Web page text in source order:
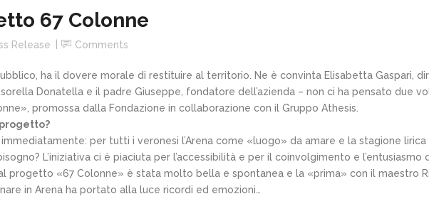
67 Colonne
Release Comments
ha il dovere morale di restituire al territorio. Ne è convinta Elisabetta Gaspari,
Donatella e il padre Giuseppe, fondatore dell’azienda – non ci ha pensato due
promossa dalla Fondazione in collaborazione con il Gruppo Athesis.
per tutti i veronesi l’Arena come «luogo» da amare e la stagione
L’iniziativa ci è piaciuta per l’accessibilità e per il coinvolgimento e
progetto «67 Colonne» è stata molto bella e spontanea e la «prima» con il maestro
in Arena ha portato alla luce ricordi ed emozioni…